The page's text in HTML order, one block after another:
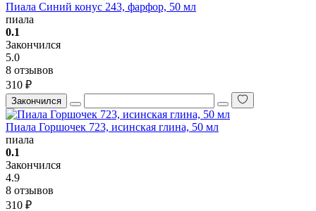
Пиала Синий конус 243, фарфор, 50 мл
пиала
0.1
Закончился
5.0
8 отзывов
310 ₽
Закончился
Пиала Горшочек 723, исинская глина, 50 мл
пиала
0.1
Закончился
4.9
8 отзывов
310 ₽